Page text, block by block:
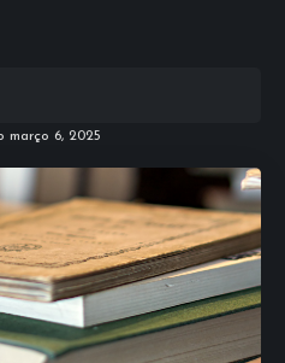
março 6, 2025